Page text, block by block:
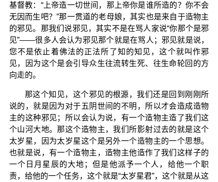
基督教：“上帝造一切世间，那上帝你是谁所造的？你不会
无因而生吧？”那一贯道的老母娘，其实也是来自于造物主
的邪见。那我们说邪见，其实不是在骂人家说“你那个是邪
见”——很多人会认为邪见那个就是在骂人；邪见就是说，
您不是依止着佛法的正法所了知的知见，这个就叫作邪
见，因为这个是会引导众生往流转生死、往生命轮回的方
向走的。
那这个知见，这个邪见的根源，我们还是回到刚刚所
说的，就是因为对于五阴世间的不明，所以才会造成造物
主的这种邪见；所以会认为说，有一个造物主造了我们这
个山河大地。那这个造物主，我们所影射过去的就是这个
太岁星，因为太岁星这个是另外一个造物主的一个思想。
也就是说，有一个造物主，造物主他造作了我们这样子的
一个日月星辰的大地；但是他派予一个人，给他一个职
责，给他的一个任务，这个就是“太岁星君”，这个就是从这